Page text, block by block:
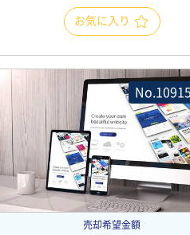
お気に入り
売却希望金額